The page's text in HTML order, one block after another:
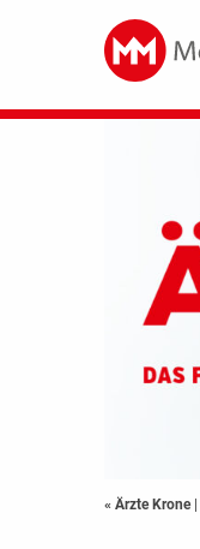
« Ärzte Krone |